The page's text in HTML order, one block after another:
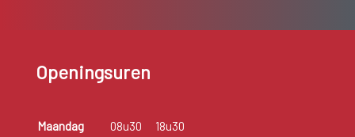
Openingsuren
Maandag 08u30
18u30